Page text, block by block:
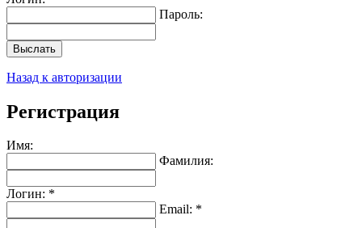
Пароль:
Выслать
Назад к авторизации
Регистрация
Имя:
Фамилия:
Логин: *
Email: *